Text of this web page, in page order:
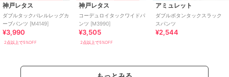
神戸レタス
ダブルタックバレルレッグカ
ーブパンツ [M4149]
¥3,990
2点以上で5%OFF
神戸レタス
コーデュロイタックワイドパ
ンツ [M3990]
¥3,505
2点以上で5%OFF
アミュレット
ダブルボタンタックスラック
スパンツ
¥2,544